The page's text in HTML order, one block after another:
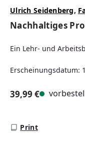
Ulrich Seidenberg,
Nachhaltiges
Ein Lehr- und
Erscheinungsdatum:
39,99 €
Print